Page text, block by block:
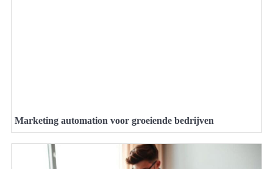
Marketing automation voor groeiende bedrijven